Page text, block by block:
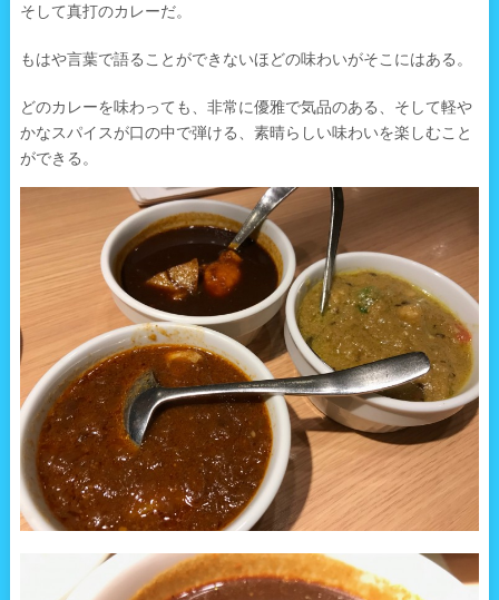
そして真打のカレーだ。
もはや言葉で語ることができないほどの味わいがそこにはある。
どのカレーを味わっても、非常に優雅で気品のある、そして軽や
かなスパイスが口の中で弾ける、素晴らしい味わいを楽しむこと
ができる。